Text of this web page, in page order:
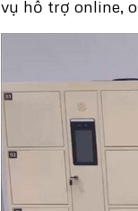
vụ hỗ trợ online,